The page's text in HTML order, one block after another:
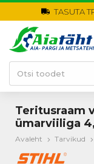
TASUTA
Teritusraam
ümarviiliga
Avaleht Tarvikud